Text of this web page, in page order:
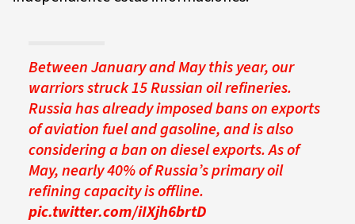
Between January and May this year, our
warriors struck 15 Russian oil refineries.
Russia has already imposed bans on exports
of aviation fuel and gasoline, and is also
considering a ban on diesel exports. As of
May, nearly 40% of Russia’s primary oil
refining capacity is offline.
pic.twitter.com/iIXjh6brtD